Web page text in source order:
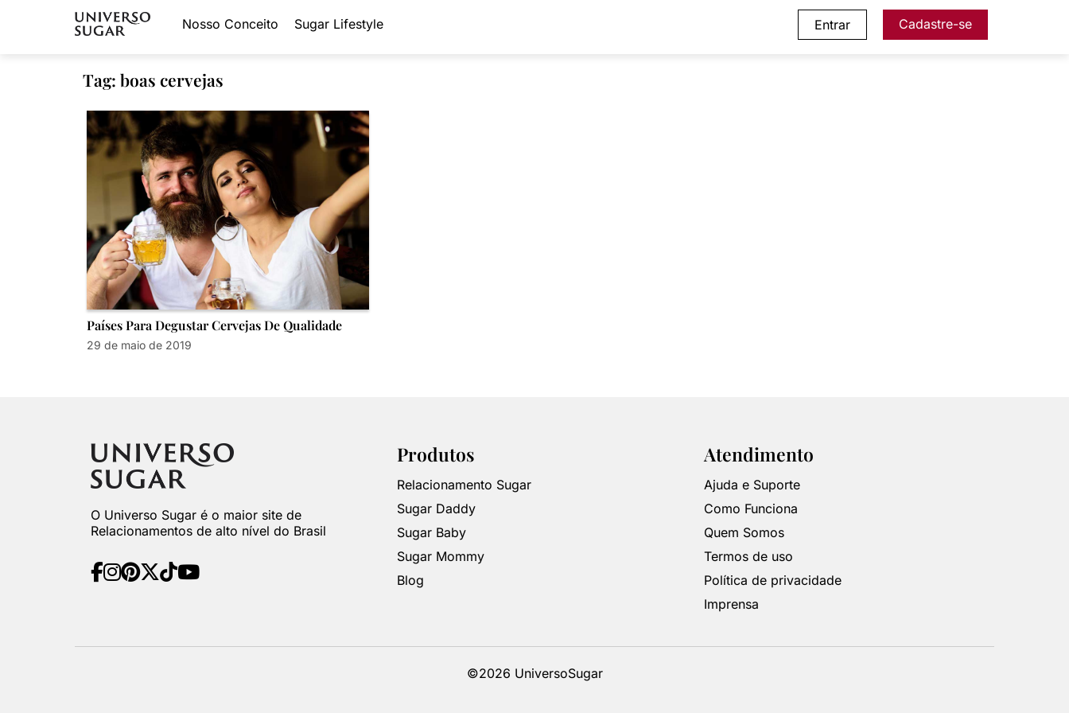
Nosso Conceito Sugar Lifestyle Entrar Cadastre-se
Tag: boas cervejas
Países Para Degustar Cervejas De Qualidade
29 de maio de 2019
O Universo Sugar é o maior site de
Relacionamentos de alto nível do Brasil
Produtos
Relacionamento Sugar
Sugar Daddy
Sugar Baby
Sugar Mommy
Blog
Atendimento
Ajuda e Suporte
Como Funciona
Quem Somos
Termos de uso
Política de privacidade
Imprensa
©2026 UniversoSugar